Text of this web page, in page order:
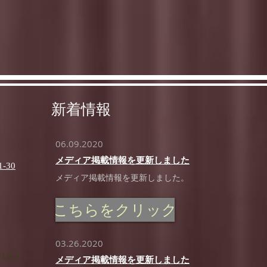
30
>
新着情報
06.09.2020
メディア掲載情報を更新しました
メディア掲載情報を更新しました。
こちらをクリック
03.26.2020
メディア掲載情報を更新しました